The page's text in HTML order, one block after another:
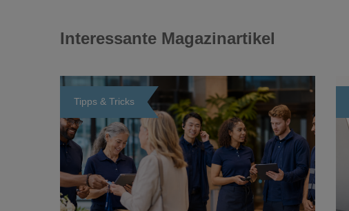
Interessante Magazinartikel
Tipps & Tricks
Loading...